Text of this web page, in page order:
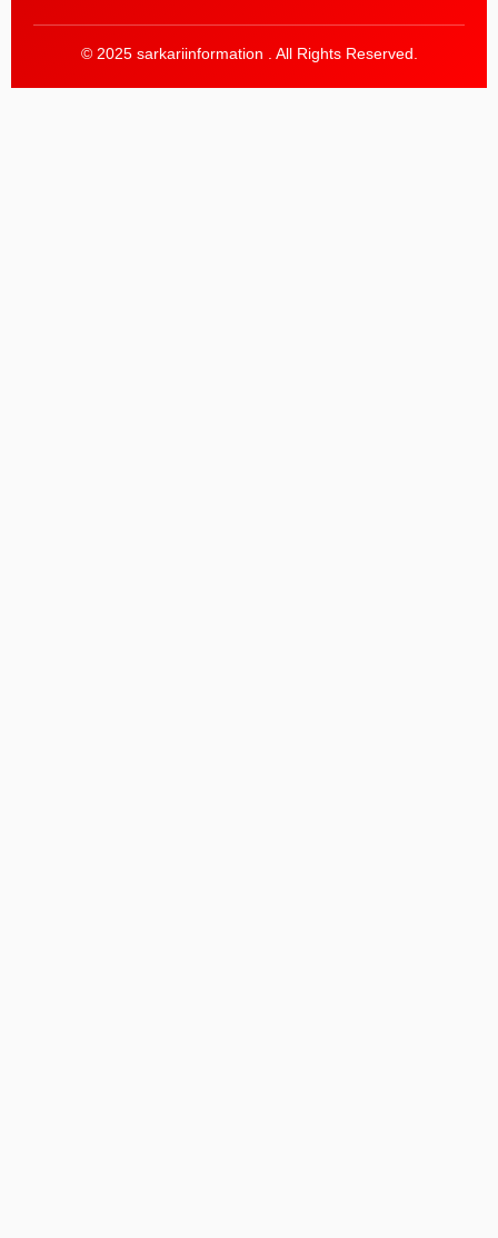
© 2025 sarkariinformation . All Rights Reserved.